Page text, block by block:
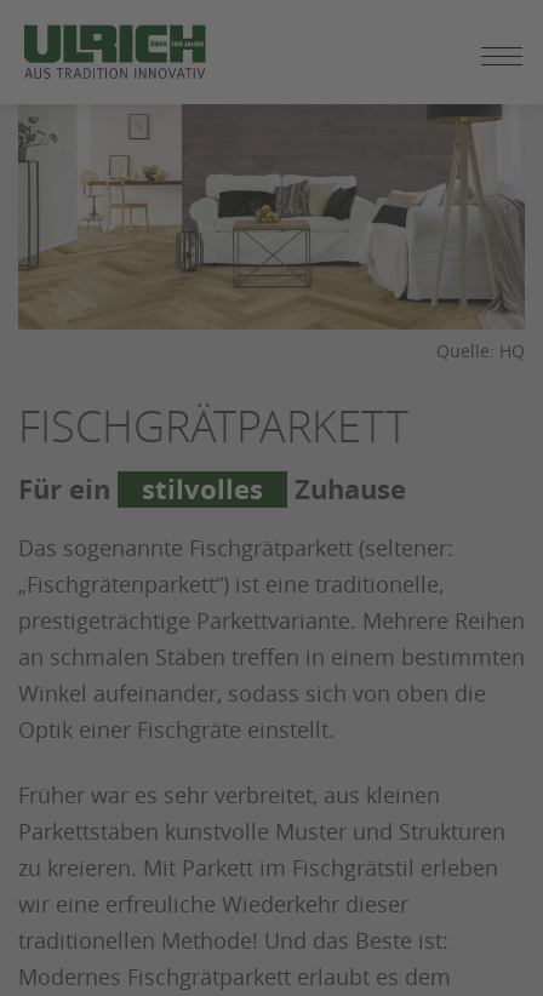
ZUM
SEITENINHALT
SPRINGEN
Startseite/ Produkte/Böden
Quelle: HQ
FISCHGRÄTPARKETT
Für ein stilvolles Zuhause
Das sogenannte Fischgrätparkett (seltener:
„Fischgrätenparkett“) ist eine traditionelle,
prestigeträchtige Parkettvariante. Mehrere Reihen
an schmalen Stäben treffen in einem bestimmten
Winkel aufeinander, sodass sich von oben die
Optik einer Fischgräte einstellt.
Früher war es sehr verbreitet, aus kleinen
Parkettstäben kunstvolle Muster und Strukturen
zu kreieren. Mit Parkett im Fischgrätstil erleben
wir eine erfreuliche Wiederkehr dieser
traditionellen Methode! Und das Beste ist:
Modernes Fischgrätparkett erlaubt es dem